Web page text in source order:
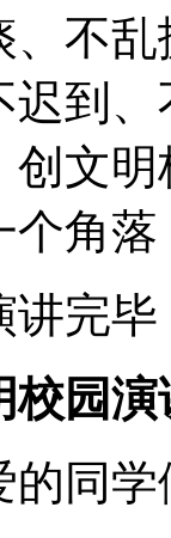
、不
迟到
文
个角落
讲完毕
校园演
的同学